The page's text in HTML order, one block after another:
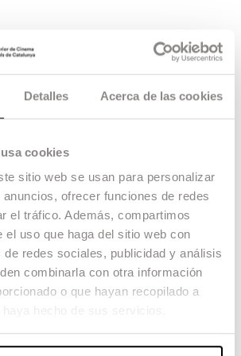
Detalles Acerca de las cookies
cookies
sitio web se usan para personalizar
ofrecer funciones de redes
el tráfico. Además, compartimos
el uso que haga del sitio web con
de redes sociales, publicidad y análisis
combinarla con otra información
o que hayan recopilado a
un Premio
visita la
maquilladores y artistas de
reconocidos del cine
delEstudio DDT SFXy
y artistas de efectos
del cine español, ha
sus experiencias
ESCAC, en especial con
Arte.
Efectos Especiales por
del fauno(2006) y